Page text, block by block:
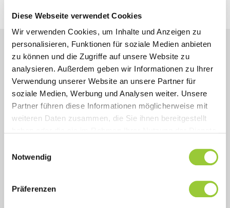
Diese Webseite verwendet Cookies
Wir verwenden Cookies, um Inhalte und Anzeigen zu
personalisieren, Funktionen für soziale Medien anbieten
zu können und die Zugriffe auf unsere Website zu
analysieren. Außerdem geben wir Informationen zu Ihrer
Verwendung unserer Website an unsere Partner für
soziale Medien, Werbung und Analysen weiter. Unsere
Partner führen diese Informationen möglicherweise mit
weiteren Daten zusammen, die Sie ihnen bereitgestellt
Cookies, wenn Sie unsere Webseite weiterhin nutzen.
Notwendig
Präferenzen
Inhalt
Teilnahmevoraussetzungen